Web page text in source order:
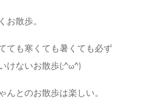
お散歩。
ても寒くても暑くても必ず
けないお散歩(;^ω^)
んとのお散歩は楽しい。